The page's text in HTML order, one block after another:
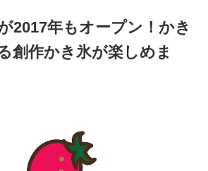
2017年もオープン！かき
創作かき氷が楽しめま